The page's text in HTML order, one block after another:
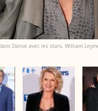
Danse avec les stars, William